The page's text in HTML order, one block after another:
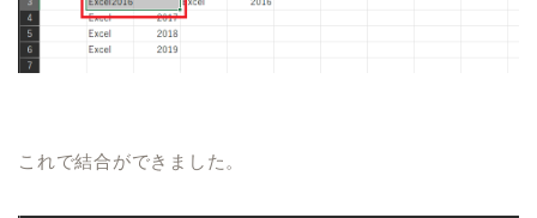
これで結合ができました。